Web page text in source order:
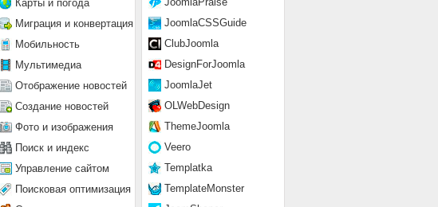
JoomlaCSSGuide
ClubJoomla
DesignForJoomla
JoomlaJet
OLWebDesign
ThemeJoomla
Veero
Templatka
TemplateMonster
Карты и погода
Миграция и конвертация
Мобильность
Мультимедиа
Отображение новостей
Создание новостей
Фото и изображения
Поиск и индекс
Управление сайтом
Поисковая оптимизация